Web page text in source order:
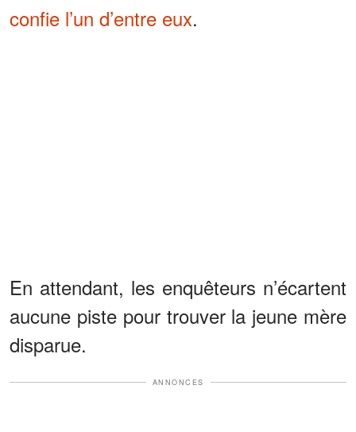
confie l’un d’entre eux.
En attendant, les enquêteurs n’écartent
aucune piste pour trouver la jeune mère
disparue.
ANNONCES